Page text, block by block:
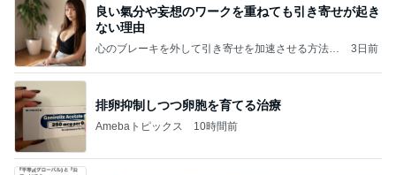
良い氣分や妄想のワークを重ねても引き寄せが起き
ない理由
心のブレーキを外して引き寄せを加速させる方法：
3日前
排卵抑制しつつ卵胞を育てる治療
Amebaトピックス 10時間前